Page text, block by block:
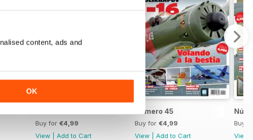
content, ads and
OK
Buy for €4,99
View
Add to Cart
Número 45
Buy for €4,99
View
Add to Cart
Buy
View